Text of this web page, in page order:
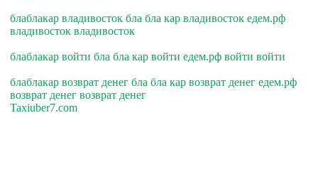
блаблакар владивосток бла бла кар владивосток едем.рф
владивосток владивосток
блаблакар войти бла бла кар войти едем.рф войти войти
блаблакар возврат денег бла бла кар возврат денег едем.рф
возврат денег возврат денег
Taxiuber7.com